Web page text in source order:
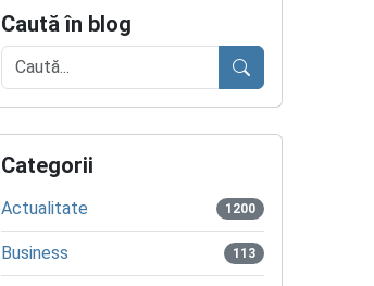
Caută în blog
Caută
Categorii
Actualitate 1200
Business 113